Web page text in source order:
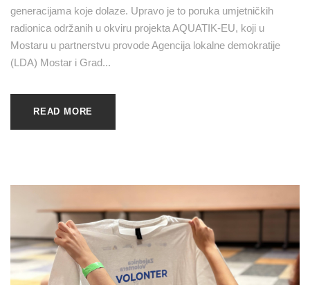
generacijama koje dolaze. Upravo je to poruka umjetničkih
radionica održanih u okviru projekta AQUATIK-EU, koji u
Mostaru u partnerstvu provode Agencija lokalne demokratije
(LDA) Mostar i Grad...
READ MORE